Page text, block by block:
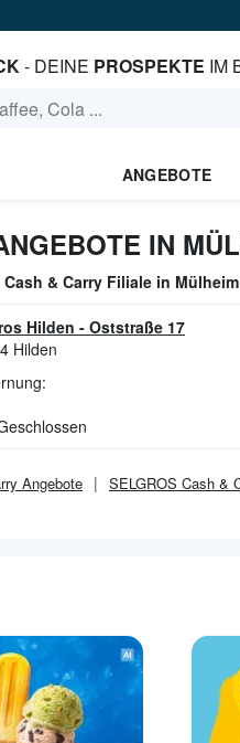
- DEINE PROSPEKTE IM
ANGEBOTE
IN
Cash & Carry Filiale in
Hilden - Oststraße 17
Hilden
Angebote SELGROS Cash &